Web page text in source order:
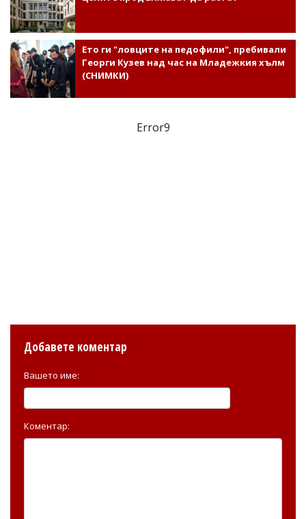
Ето ги "ловците на педофили", пребивали
Георги Кузев над час на Младежкия хълм
(СНИМКИ)
Error9
Добавете коментар
Вашето име:
Коментар: